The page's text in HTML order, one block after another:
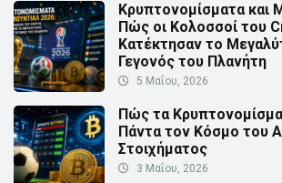
Κρυπτονομίσματα και
Πώς οι Κολοσσοί του
Κατέκτησαν το
Γεγονός του Πλανήτη
5 Μαΐου, 2026
Πώς τα
Πάντα τον Κόσμο του
Στοιχήματος
3 Μαΐου, 2026